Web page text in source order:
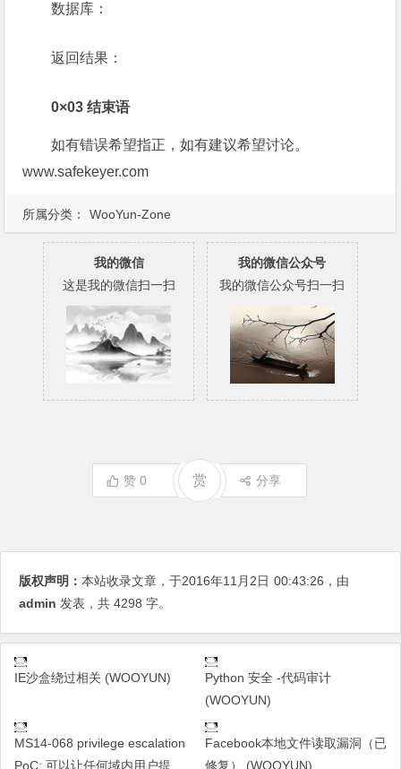
所属分类： WooYun-Zone
数据库：
返回结果：
0×03 结束语
如有错误希望指正，如有建议希望讨论。
www.safekeyer.com
我的微信
这是我的微信扫一扫
我的微信公众号
我的微信公众号扫一扫
赞 0 赏 分享
版权声明： 本站收录文章，于2016年11月2日 00:43:26 ，由
admin 发表，共 4298 字。
IE沙盒绕过相关 (WOOYUN)
Python 安全 -代码审计
(WOOYUN)
MS14-068 privilege escalation
PoC: 可以让任何域内用户提
Facebook本地文件读取漏洞（已
修复） (WOOYUN)